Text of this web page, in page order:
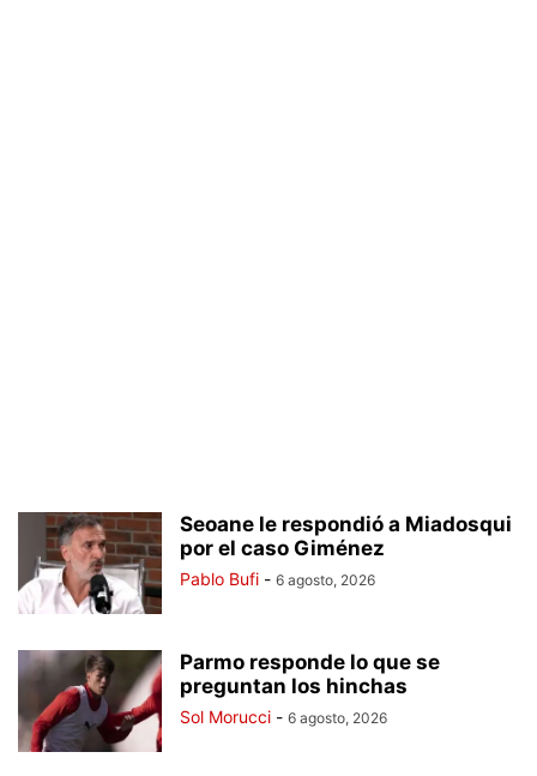
Seoane le respondió a Miadosqui
por el caso Giménez
Pablo Bufi - 6 agosto, 2026
Parmo responde lo que se
preguntan los hinchas
Sol Morucci - 6 agosto, 2026